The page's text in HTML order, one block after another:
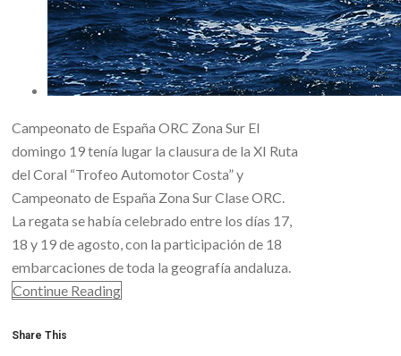
Campeonato de España ORC Zona Sur El
domingo 19 tenía lugar la clausura de la XI Ruta
del Coral “Trofeo Automotor Costa” y
Campeonato de España Zona Sur Clase ORC.
La regata se había celebrado entre los días 17,
18 y 19 de agosto, con la participación de 18
embarcaciones de toda la geografía andaluza.
Continue Reading
Share This